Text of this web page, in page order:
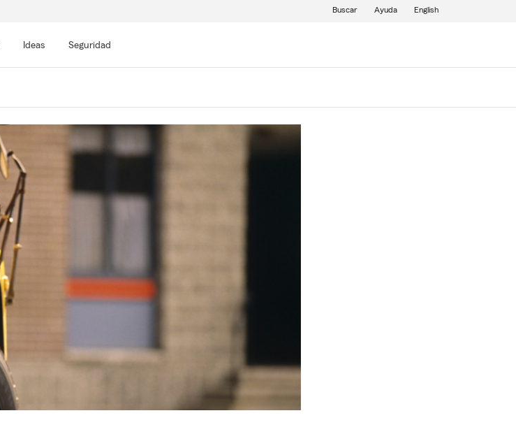
Ideas Seguridad
Buscar Ayuda English